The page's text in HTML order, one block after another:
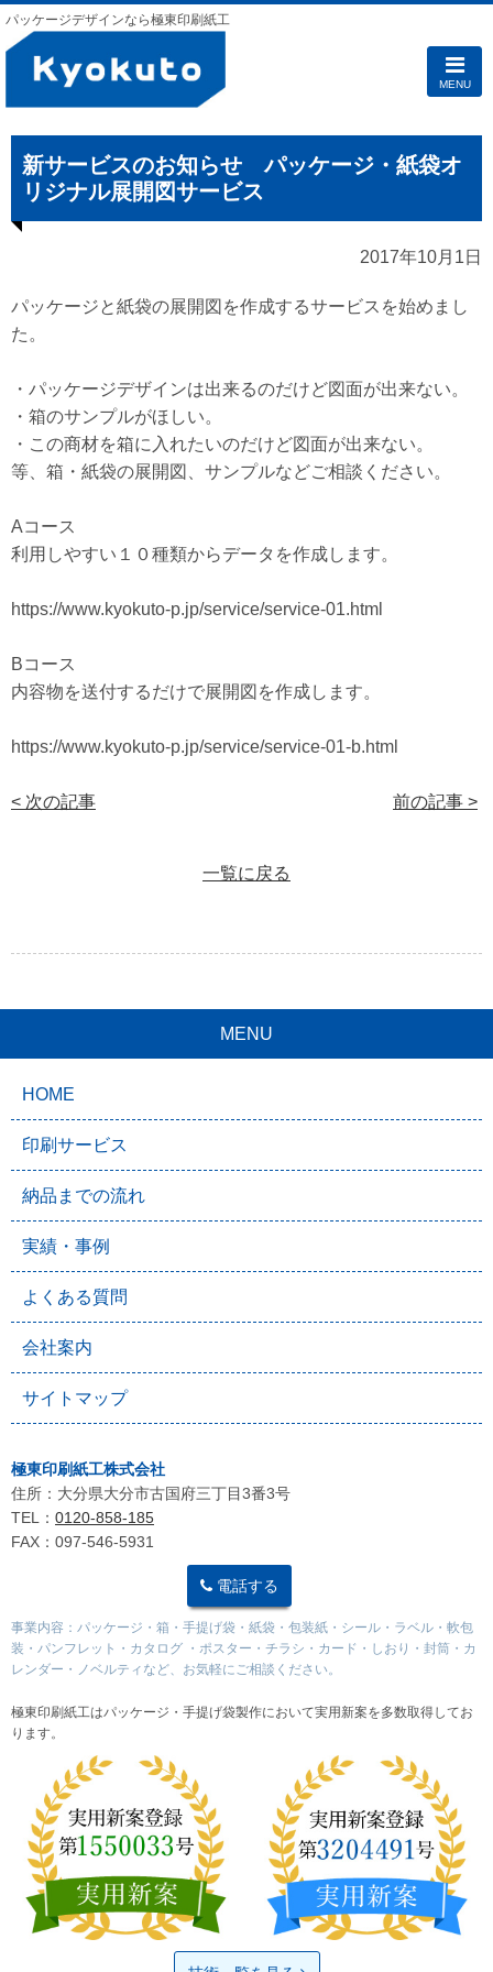
パッケージデザインなら極東印刷紙工
MENU
新サービスのお知らせ パッケージ・紙袋オ
リジナル展開図サービス
2017年10月1日
パッケージと紙袋の展開図を作成するサービスを始めまし
た。
・パッケージデザインは出来るのだけど図面が出来ない。
・箱のサンプルがほしい。
・この商材を箱に入れたいのだけど図面が出来ない。
等、箱・紙袋の展開図、サンプルなどご相談ください。
Aコース
利用しやすい１０種類からデータを作成します。
https://www.kyokuto-p.jp/service/service-01.html
Bコース
内容物を送付するだけで展開図を作成します。
https://www.kyokuto-p.jp/service/service-01-b.html
< 次の記事 前の記事 >
一覧に戻る
MENU
HOME
印刷サービス
納品までの流れ
実績・事例
よくある質問
会社案内
サイトマップ
極東印刷紙工株式会社
住所：大分県大分市古国府三丁目3番3号
TEL： 0120-858-185
FAX：097-546-5931
電話する
事業内容：パッケージ・箱・手提げ袋・紙袋・包装紙・シール・ラベル・軟包
装・パンフレット・カタログ ・ポスター・チラシ・カード・しおり・封筒・カ
レンダー・ノベルティなど、お気軽にご相談ください。
極東印刷紙工はパッケージ・手提げ袋製作において実用新案を多数取得してお
ります。